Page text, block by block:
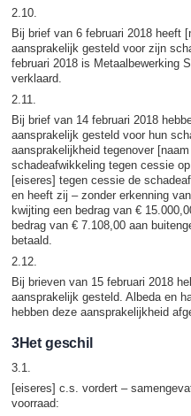
2.10.
Bij brief van 6 februari 2018 heeft
aansprakelijk gesteld voor zijn
februari 2018 is Metaalbewerking
verklaard.
2.11.
Bij brief van 14 februari 2018
aansprakelijk gesteld voor hun
aansprakelijkheid tegenover
schadeafwikkeling tegen cessie
[eiseres] tegen cessie de
en heeft zij – zonder erkenning
kwijting een bedrag van €
bedrag van € 7.108,00 aan
betaald.
2.12.
Bij brieven van 15 februari 2018
aansprakelijk gesteld. Albeda en
hebben deze aansprakelijkheid
3Het geschil
3.1.
[eiseres] c.s. vordert –
voorraad: